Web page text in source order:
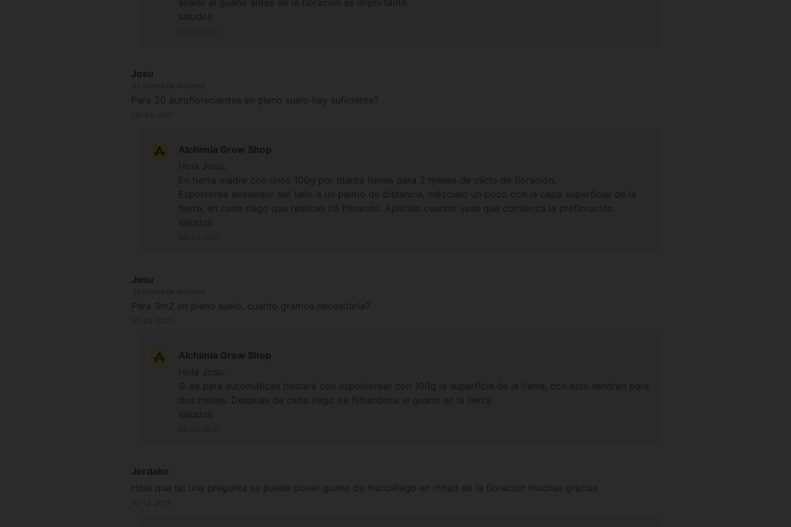
Josu
Para 20 autoflorecientes en pleno suelo hay suficiente?
Alchimia Grow Shop
Josu
Para 3m2 en pleno suelo, cuanto gramos necesitaría?
Alchimia Grow Shop
Jordako
Hola que tal una pregunta se puede poner guano de murciélago en mitad de la floracion muchas gracias